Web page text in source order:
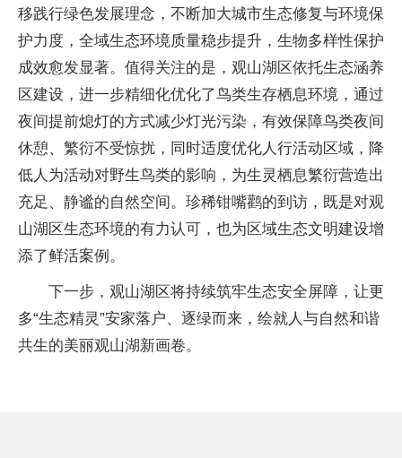
移践行绿色发展理念，不断加大城市生态修复与环境保
护力度，全域生态环境质量稳步提升，生物多样性保护
成效愈发显著。值得关注的是，观山湖区依托生态涵养
区建设，进一步精细化优化了鸟类生存栖息环境，通过
夜间提前熄灯的方式减少灯光污染，有效保障鸟类夜间
休憩、繁衍不受惊扰，同时适度优化人行活动区域，降
低人为活动对野生鸟类的影响，为生灵栖息繁衍营造出
充足、静谧的自然空间。珍稀钳嘴鹳的到访，既是对观
山湖区生态环境的有力认可，也为区域生态文明建设增
添了鲜活案例。
下一步，观山湖区将持续筑牢生态安全屏障，让更
多“生态精灵”安家落户、逐绿而来，绘就人与自然和谐
共生的美丽观山湖新画卷。